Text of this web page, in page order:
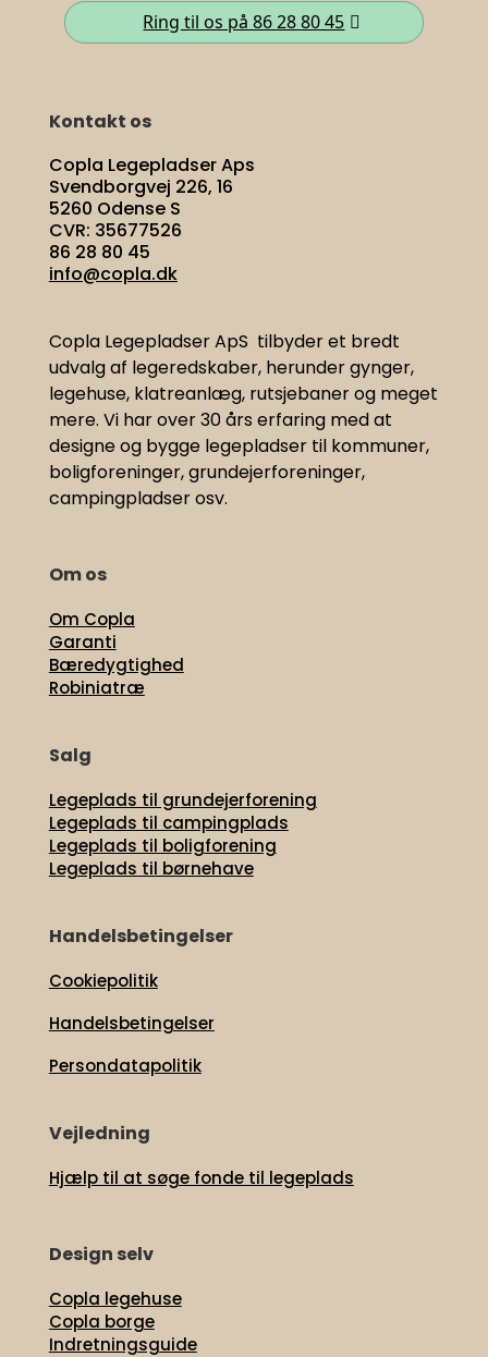
Ring til os på 86 28 80 45
Kontakt os
Copla Legepladser Aps
Svendborgvej 226, 16
5260 Odense S
CVR: 35677526
86 28 80 45
info@copla.dk
Copla Legepladser ApS tilbyder et bredt
udvalg af legeredskaber, herunder gynger,
legehuse, klatreanlæg, rutsjebaner og meget
mere. Vi harover 30 års erfaring med at
designe og bygge legepladser til kommuner,
boligforeninger, grundejerforeninger,
campingpladser osv.
Om os
Om Copla
Garanti
Bæredygtighed
Robiniatræ
Salg
Legeplads til grundejerforening
Legeplads til campingplads
Legeplads til boligforening
Legeplads til børnehave
Handelsbetingelser
Cookiepolitik
Handelsbetingelser
Persondatapolitik
Vejledning
Hjælp til at søge fonde til legeplads
Design selv
Copla legehuse
Copla borge
Indretningsguide